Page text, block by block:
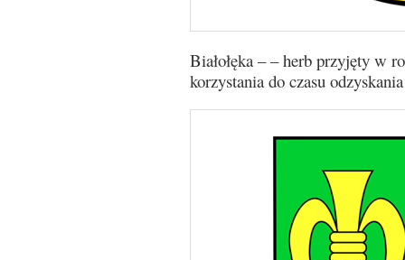
Białołęka – – herb przyjęty w
korzystania do czasu